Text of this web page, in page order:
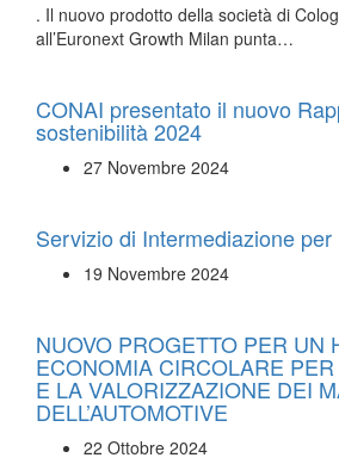
. Il nuovo prodotto della società di
all’Euronext Growth Milan punta…
CONAI presentato il nuovo
sostenibilità 2024
27 Novembre 2024
Servizio di Intermediazione
19 Novembre 2024
NUOVO PROGETTO PER UN
ECONOMIA CIRCOLARE
E LA VALORIZZAZIONE DEI
DELL’AUTOMOTIVE
22 Ottobre 2024